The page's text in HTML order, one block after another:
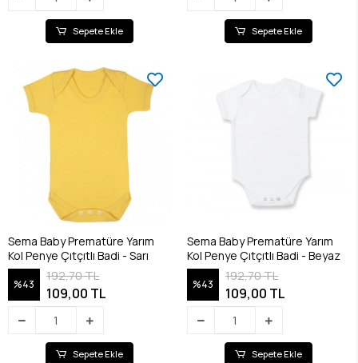
Sepete Ekle Sepete Ekle
Sema Baby Prematüre Yarım
Kol Penye Çıtçıtlı Badi - Sarı
%43
192,70 TL
109,00 TL
Sepete Ekle
Sema Baby Prematüre Yarım
Kol Penye Çıtçıtlı Badi - Beyaz
%43
192,70 TL
109,00 TL
Sepete Ekle